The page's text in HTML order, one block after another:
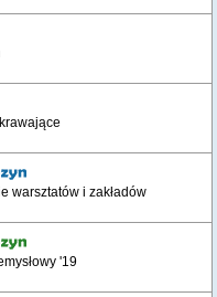
warsztatów i zakładów
'19